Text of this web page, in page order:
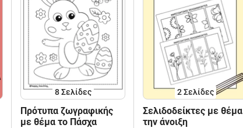
8Σελίδες
Πρότυπα ζωγραφικής
με θέμα το Πάσχα
2Σελίδες
Σελιδοδείκτες με θέμα
την άνοιξη